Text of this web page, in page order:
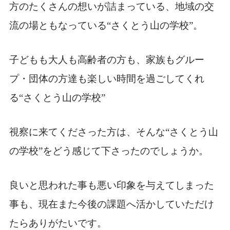
方のたくさんの想いが詰まっている、地域の交
流の場ともなっている“さくとう山の学校”。
子どもも大人も高齢者の方も、家族もグルー
プ・団体の方達も楽しい時間を過ごしてくれ
る“さくとう山の学校”
視察に来てくださった方は、そんな“さくとう山
の学校”をどう感じて下さったのでしょうか。
良いと思われた事も悪い印象を与えてしまった
事も、現在また今後の課題へ活かしていただけ
たらありがたいです。